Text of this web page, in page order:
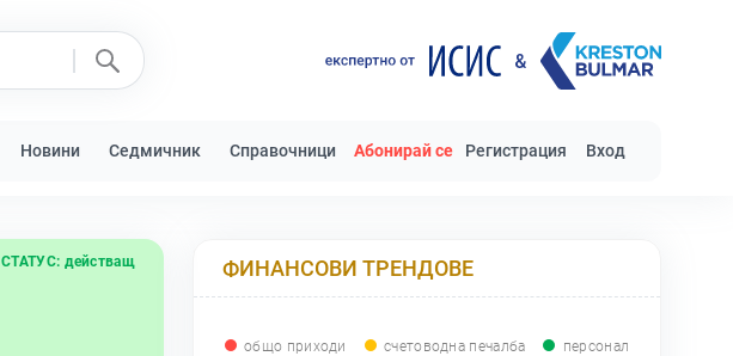
Новини Седмичник Справочници Абонирай се Регистрация Вход
СТАТУС: действащ ФИНАНСОВИ ТРЕНДОВЕ
общо приходи счетоводна печалба персонал